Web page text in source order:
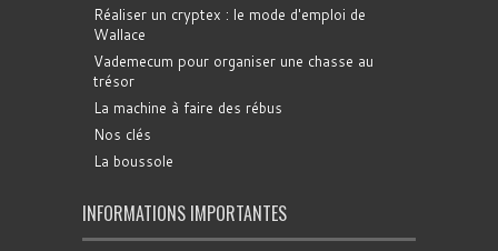
Réaliser un cryptex : le mode d'emploi de
Wallace
Vademecum pour organiser une chasse au
trésor
La machine à faire des rébus
Nos clés
La boussole
INFORMATIONS IMPORTANTES